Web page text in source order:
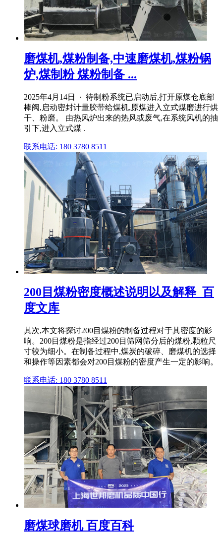
磨煤机,煤粉制备,中速磨煤机,煤粉锅
炉,煤制粉 煤粉制备 ...
2025年4月14日 · 待制粉系统已启动后,打开原煤仓底部
棒阀,启动密封计量胶带给煤机,原煤进入立式煤磨进行烘
干、粉磨。 由热风炉出来的热风或废气,在系统风机的抽
引下,进入立式煤 .
联系电话: 180 3780 8511
200目煤粉密度概述说明以及解释_百
度文库
其次,本文将探讨200目煤粉的制备过程对于其密度的影
响。200目煤粉是指经过200目筛网筛分后的煤粉,颗粒尺
寸较为细小。在制备过程中,煤炭的破碎、磨煤机的选择
和操作等因素都会对200目煤粉的密度产生一定的影响。
联系电话: 180 3780 8511
磨煤球磨机 百度百科